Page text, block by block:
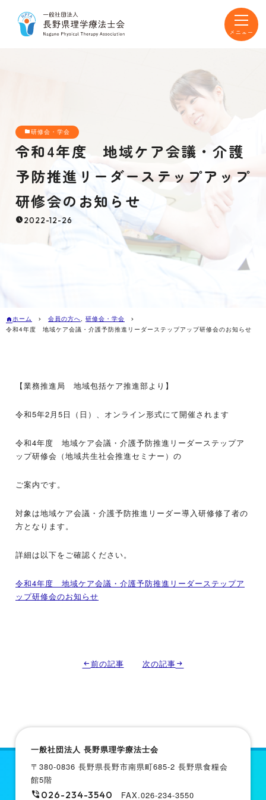
toggle
研修会・学会
令和4年度 地域ケア会議・介護
予防推進リーダーステップアップ
研修会のお知らせ
2022-12-26
ホーム 会員の方へ, 研修会・学会
令和4年度 地域ケア会議・介護予防推進リーダーステップアップ研修会のお知らせ
【業務推進局 地域包括ケア推進部より】
令和5年2月5日（日）、オンライン形式にて開催されます
令和4年度 地域ケア会議・介護予防推進リーダーステップア
ップ研修会（地域共生社会推進セミナー）の
ご案内です。
対象は地域ケア会議・介護予防推進リーダー導入研修修了者の
方となります。
詳細は以下をご確認ください。
令和4年度 地域ケア会議・介護予防推進リーダーステップア
ップ研修会のお知らせ
前の記事 次の記事
一般社団法人 長野県理学療法士会
〒380-0836 長野県長野市南県町685-2 長野県食糧会
館5階
026-234-3540 FAX.026-234-3550